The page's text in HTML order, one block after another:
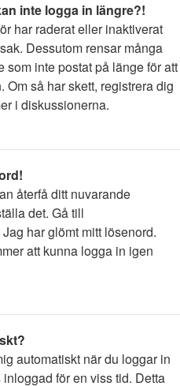
inte logga in längre?!
har raderat eller inaktiverat
Dessutom rensar många
som inte postat på länge för att
så har skett, registrera dig
i diskussionerna.
återfå ditt nuvarande
det. Gå till
har glömt mitt lösenord.
att kunna logga in igen
automatiskt när du loggar in
för en viss tid. Detta